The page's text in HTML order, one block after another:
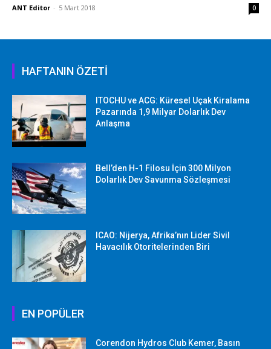
ANT Editor - 5 Mart 2018 0
HAFTANIN ÖZETİ
ITOCHU ve ACG: Küresel Uçak Kiralama
Pazarında 1,9 Milyar Dolarlık Dev
Anlaşma
Bell’den H-1 Filosu İçin 300 Milyon
Dolarlık Dev Savunma Sözleşmesi
ICAO: Nijerya, Afrika’nın Lider Sivil
Havacılık Otoritelerinden Biri
EN POPÜLER
Corendon Hydros Club Kemer, Basın